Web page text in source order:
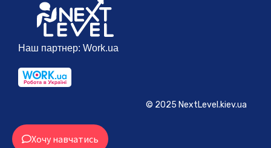
Наш партнер: Work.ua
© 2025 NextLevel.kiev.ua
Хочу навчатись